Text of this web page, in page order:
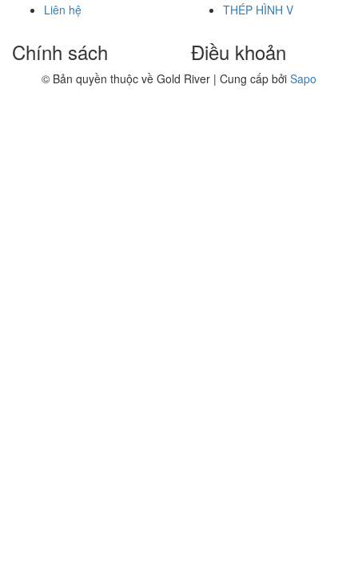
Liên hệ
THÉP HÌNH V
Chính sách Điều khoản
© Bản quyền thuộc về Gold River | Cung cấp bởi Sapo